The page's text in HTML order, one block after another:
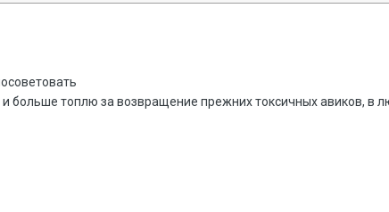
больше топлю за возвращение прежних токсичных авиков, в